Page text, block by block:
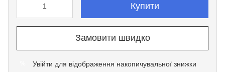
Купити
Замовити швидко
Увійти для відображення накопичувальної знижки